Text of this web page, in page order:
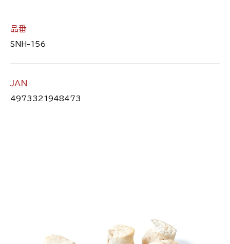
品番
SNH-156
JAN
4973321948473